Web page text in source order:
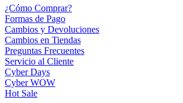
¿Cómo Comprar?
Formas de Pago
Cambios y Devoluciones
Cambios en Tiendas
Preguntas Frecuentes
Servicio al Cliente
Cyber Days
Cyber WOW
Hot Sale